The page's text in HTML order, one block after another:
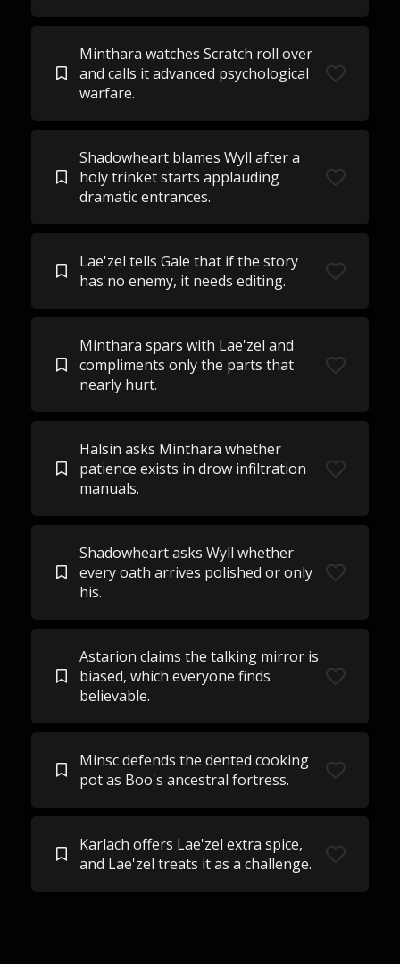
Minthara watches Scratch roll over
and calls it advanced psychological
warfare.
Shadowheart blames Wyll after a
holy trinket starts applauding
dramatic entrances.
Lae'zel tells Gale that if the story
has no enemy, it needs editing.
Minthara spars with Lae'zel and
compliments only the parts that
nearly hurt.
Halsin asks Minthara whether
patience exists in drow infiltration
manuals.
Shadowheart asks Wyll whether
every oath arrives polished or only
his.
Astarion claims the talking mirror is
biased, which everyone finds
believable.
Minsc defends the dented cooking
pot as Boo's ancestral fortress.
Karlach offers Lae'zel extra spice,
and Lae'zel treats it as a challenge.